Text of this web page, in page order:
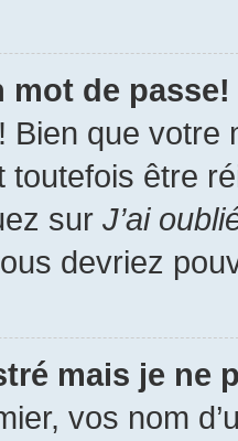
mot de passe!
Bien que
toutefois être
sur J’ai
devriez
mais je ne
vos nom